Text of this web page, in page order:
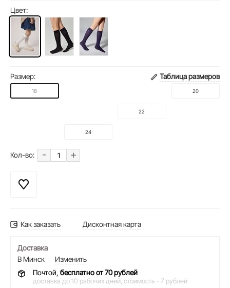
Цвет:
Размер: Таблица размеров
18 20
22
24
Кол-во: - +
Как заказать Дисконтная карта
Доставка
В Минск
Изменить
Почтой, бесплатно от 70 рублей
доставка до 10 рабочих дней, стоимость - 7 рублей